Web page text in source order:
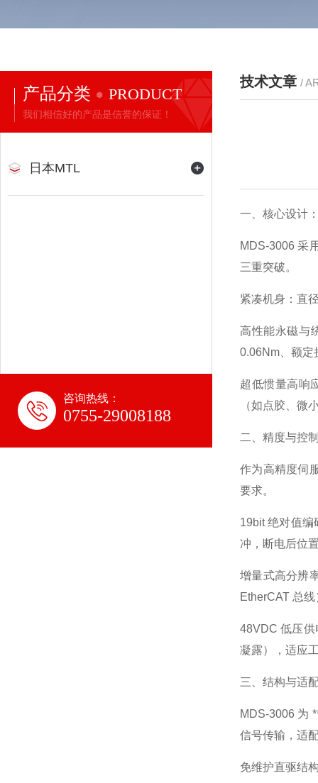
产品分类 PRODUCT
我们相信好的产品是信誉的保证！
日本MTL
咨询热线：
0755-29008188
技术文章 /
一、核心设计
MDS-3006 采
三重突破。
紧凑机身：直
高性能永磁与
0.06Nm、额定
超低惯量高响
（如点胶、微
二、精度与控
作为高精度伺
要求。
19bit 绝对值编
冲，断电后位
增量式高分辨
EtherCAT 总线
48VDC 低压
凝露），适应
三、结构与适
MDS-3006 为
信号传输，适
免维护直驱结